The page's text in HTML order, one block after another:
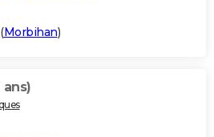
Morbihan)
ans)